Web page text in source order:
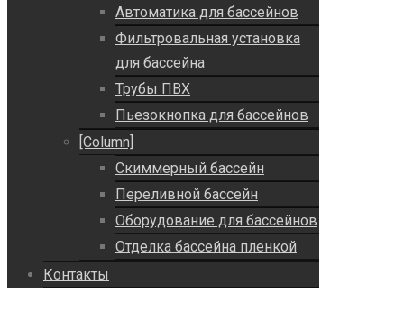
Автоматика для бассейнов
Фильтровальная установка
для бассейна
Трубы ПВХ
Пьезокнопка для бассейнов
[Column]
Скиммерный бассейн
Переливной бассейн
Оборудование для бассейнов
Отделка бассейна пленкой
Контакты